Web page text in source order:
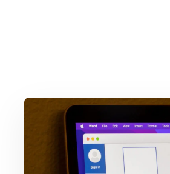
Lees meer over Word-document